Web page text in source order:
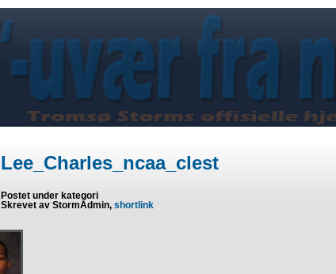
Lee_Charles_ncaa_clest
Postet under kategori
Skrevet av StormAdmin, shortlink